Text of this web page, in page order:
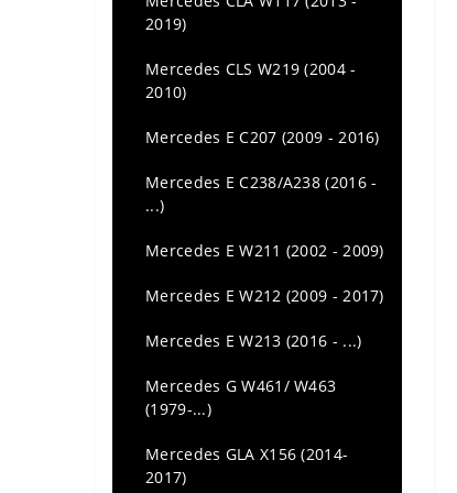
Audi Q8 (2018-...)
Audi TT (MK3) (2014 -...)
BMW series 3 E36 (1990 - 2000)
BMW series 3 E46 (1998 - 2006)
2013)
BMW Series 3 E92-E93 (2007-
2013)
BMW Series 3 F30-F31 (2011-…)
BMW Series 3 GT F34 (2013-...)
BMW Series 3 M3 F80 (2014-…)
BMW series 3 G20-G21
(2018-...)
BMW Series 3 M3 G80 G81
(2021-…)
2019)
Mercedes CLS W219 (2004 -
2010)
Mercedes E C207 (2009 - 2016)
Mercedes E C238/A238 (2016 -
...)
Mercedes E W211 (2002 - 2009)
Mercedes E W212 (2009 - 2017)
Mercedes E W213 (2016 - ...)
Mercedes G W461/ W463
(1979-...)
Mercedes GLA X156 (2014-
2017)